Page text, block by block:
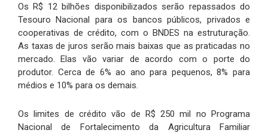
Os R$ 12 bilhões disponibilizados serão repassados do
Tesouro Nacional para os bancos públicos, privados e
cooperativas de crédito, com o BNDES na estruturação.
As taxas de juros serão mais baixas que as praticadas no
mercado. Elas vão variar de acordo com o porte do
produtor. Cerca de 6% ao ano para pequenos, 8% para
médios e 10% para os demais.
Os limites de crédito vão de R$ 250 mil no Programa
Nacional de Fortalecimento da Agricultura Familiar